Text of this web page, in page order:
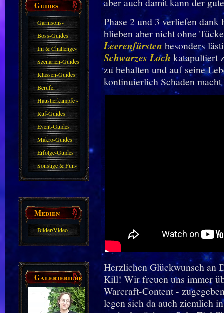
Guides
Garnisons-
Guides
Boss-Guides
Ini & Challenge-
Guides
Szenarien-Guides
Klassen-Guides
Berufe,
Farmkarten und
Haustiere
Haustierkämpfe -
Guide
Ruf-Guides
Event-Guides
Makro-Guides
Erfolge-Guides
Sonstige & Fun-
Guides
Medien
Bilder/Video
Galeriebilder
Phase 2 und 3 verliefen dank
blieben aber nicht ohne
Leerenfürsten besonders
Schwarzes Loch katapultiert
zu behalten und auf seine
kontinuierlich Schaden
Herzlichen Glückwunsch an
Kill! Wir freuen uns immer
Warcraft-Content -
legen sich da auch ziemlich